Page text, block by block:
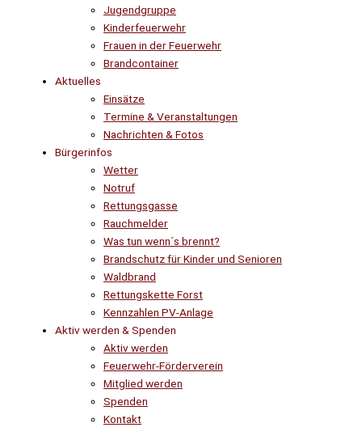
Jugendgruppe
Kinderfeuerwehr
Frauen in der Feuerwehr
Brandcontainer
Aktuelles
Einsätze
Termine & Veranstaltungen
Nachrichten & Fotos
Bürgerinfos
Wetter
Notruf
Rettungsgasse
Rauchmelder
Was tun wenn´s brennt?
Brandschutz für Kinder und Senioren
Waldbrand
Rettungskette Forst
Kennzahlen PV-Anlage
Aktiv werden & Spenden
Aktiv werden
Feuerwehr-Förderverein
Mitglied werden
Spenden
Kontakt